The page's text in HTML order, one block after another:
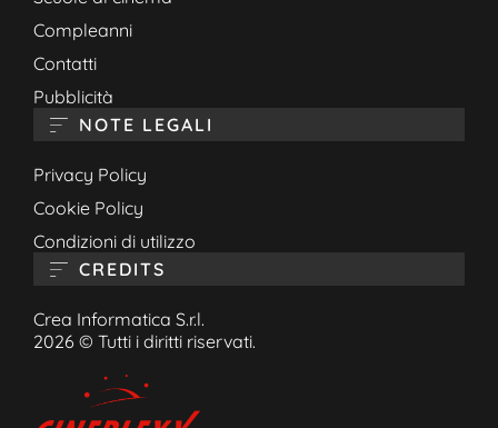
Compleanni
Contatti
Pubblicità
NOTE LEGALI
Privacy Policy
Cookie Policy
Condizioni di utilizzo
CREDITS
Crea Informatica S.r.l.
2026 © Tutti i diritti riservati.